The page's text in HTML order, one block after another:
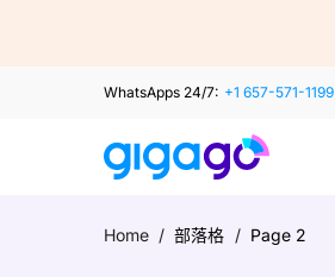
WhatsApps 24/7: +1 657-571-1199
Home / 部落格 / Page 2